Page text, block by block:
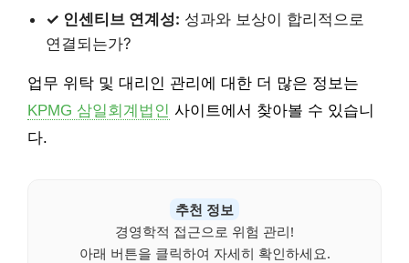
✓ 인센티브 연계성: 성과와 보상이 합리적으로
연결되는가?
업무 위탁 및 대리인 관리에 대한 더 많은 정보는
KPMG 삼일회계법인 사이트에서 찾아볼 수 있습니
다.
추천 정보
경영학적 접근으로 위험 관리!
아래 버튼을 클릭하여 자세히 확인하세요.